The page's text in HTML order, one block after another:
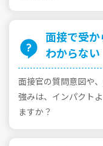
⾯接で受
わからない
⾯接官の質問意図や
強みは、インパクト
ますか？